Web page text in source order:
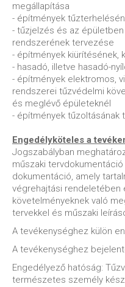
megállapítása
- építmények
- tűzjelzés és az
rendszerének tervezése
- építmények kiürítésének,
- hasadó, illetve hasadó-
- építmények elektromos,
rendszerei tűzvédelmi
és meglévő épületeknél
- építmények
Engedélyköteles a
Jogszabályban
műszaki
dokumentáció, amely
végrehajtási rendeletében
követelményeknek való
tervekkel és műszaki
A tevékenységhez külön
A tevékenységhez
Engedélyező hatóság:
természetes személy